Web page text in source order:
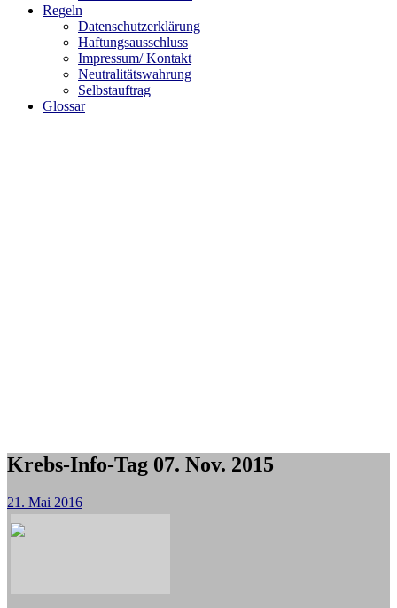
Regeln
Datenschutzerklärung
Haftungsausschluss
Impressum/ Kontakt
Neutralitätswahrung
Selbstauftrag
Glossar
Krebs-Info-Tag 07. Nov. 2015
21. Mai 2016